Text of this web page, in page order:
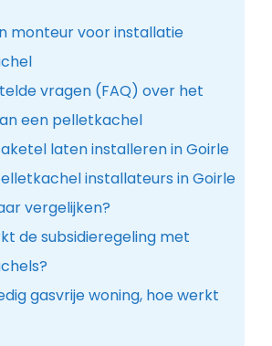
monteur voor installatie
vragen (FAQ) over het
een pelletkachel
laten installeren in Goirle
installateurs in Goirle
vergelijken?
de subsidieregeling met
gasvrije woning, hoe werkt